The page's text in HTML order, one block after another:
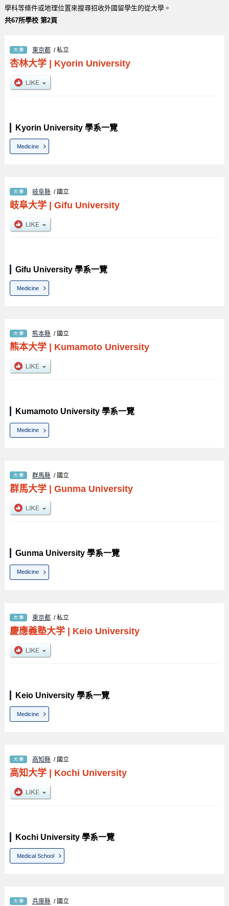
學科等條件或地理位置來搜尋招收外國留學生的從大學。
共67所學校 第2頁
東京都 / 私立
杏林大学| Kyorin University
Kyorin University 學系一覽
Medicine
岐阜縣 / 國立
岐阜大学| Gifu University
Gifu University 學系一覽
Medicine
熊本縣 / 國立
熊本大学| Kumamoto University
Kumamoto University 學系一覽
Medicine
群馬縣 / 國立
群馬大学| Gunma University
Gunma University 學系一覽
Medicine
東京都 / 私立
慶應義塾大学| Keio University
Keio University 學系一覽
Medicine
高知縣 / 國立
高知大学| Kochi University
Kochi University 學系一覽
Medical School
兵庫縣 / 國立